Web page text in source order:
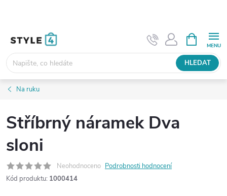
HLEDAT
NÁKUPNÍ
KOŠÍK
Na ruku
Stříbrný náramek Dva
sloni
Neohodnoceno Podrobnosti hodnocení
Kód produktu: 1000414